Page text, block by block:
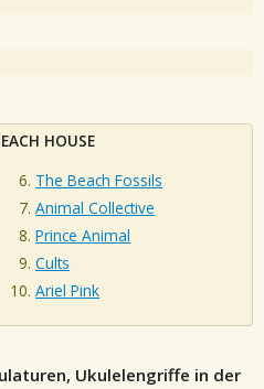
HOUSE
The Beach Fossils
Animal Collective
Prince Animal
Cults
Ariel Pink
Ukulelengriffe in der